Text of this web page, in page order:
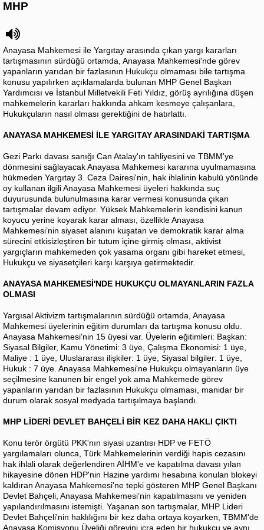
MHP
Anayasa Mahkemesi ile Yargıtay arasında çıkan yargı kararları
tartışmasının sürdüğü ortamda, Anayasa Mahkemesi'nde görev
yapanların yarıdan bir fazlasının Hukukçu olmaması bile tartışma
konusu yapılırken açıklamalarda bulunan MHP Genel Başkan
Yardımcısı ve İstanbul Milletvekili Feti Yıldız, görüş ayrılığına düşen
mahkemelerin kararları hakkında ahkam kesmeye çalışanlara,
Hukukçuların nasıl olması gerektiğini de hatırlattı.
ANAYASA MAHKEMESİ İLE YARGITAY ARASINDAKİ TARTIŞMA
Gezi Parkı davası sanığı Can Atalay'ın tahliyesini ve TBMM'ye
dönmesini sağlayacak Anayasa Mahkemesi kararına uyulmamasına
hükmeden Yargıtay 3. Ceza Dairesi'nin, hak ihlalinin kabulü yönünde
oy kullanan ilgili Anayasa Mahkemesi üyeleri hakkında suç
duyurusunda bulunulmasına karar vermesi konusunda çıkan
tartışmalar devam ediyor. Yüksek Mahkemelerin kendisini kanun
koyucu yerine koyarak karar alması, özellikle Anayasa
Mahkemesi’nin siyaset alanını kuşatan ve demokratik karar alma
sürecini etkisizleştiren bir tutum içine girmiş olması, aktivist
yargıçların mahkemeden çok yasama organı gibi hareket etmesi,
Hukukçu ve siyasetçileri karşı karşıya getirmektedir.
ANAYASA MAHKEMESİ'NDE HUKUKÇU OLMAYANLARIN FAZLA
OLMASI
Yargısal Aktivizm tartışmalarının sürdüğü ortamda, Anayasa
Mahkemesi üyelerinin eğitim durumları da tartışma konusu oldu.
Anayasa Mahkemesi'nin 15 üyesi var. Üyelerin eğitimleri: Başkan:
Siyasal Bilgiler, Kamu Yönetimi: 3 üye, Çalışma Ekonomisi: 1 üye,
Maliye : 1 üye, Uluslararası ilişkiler: 1 üye, Siyasal bilgiler: 1 üye,
Hukuk : 7 üye. Anayasa Mahkemesi'ne Hukukçu olmayanların üye
seçilmesine kanunen bir engel yok ama Mahkemede görev
yapanların yarıdan bir fazlasının Hukukçu olmaması, manidar bir
durum olarak sosyal medyada tartışılmaya başlandı.
MHP LİDERİ DEVLET BAHÇELİ BİR KEZ DAHA HAKLI ÇIKTI
Konu terör örgütü PKK'nın siyasi uzantısı HDP ve FETÖ
yargılamaları olunca, Türk Mahkemelerinin verdiği hapis cezasını
hak ihlali olarak değerlendiren AİHM'e ve kapatılma davası yılan
hikayesine dönen HDP'nin Hazine yardımı hesabına konulan blokeyi
kaldıran Anayasa Mahkemesi'ne tepki gösteren MHP Genel Başkanı
Devlet Bahçeli, Anayasa Mahkemesi’nin kapatılmasını ve yeniden
yapılandırılmasını istemişti. Yaşanan son tartışmalar, MHP Lideri
Devlet Bahçeli'nin haklılığını bir kez daha ortaya koyarken, TBMM'de
Anayasa Komisyonu Üyeliği görevini icra eden bir hukukçu ve aynı